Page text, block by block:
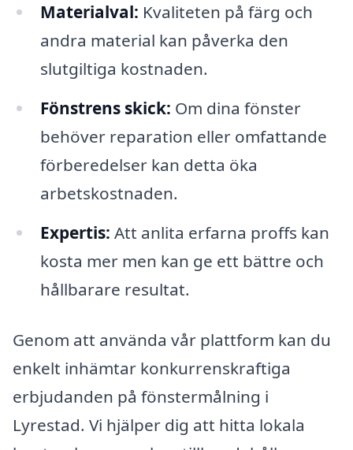
Materialval: Kvaliteten på färg och
andra material kan påverka den
slutgiltiga kostnaden.
Fönstrens skick: Om dina fönster
behöver reparation eller omfattande
förberedelser kan detta öka
arbetskostnaden.
Expertis: Att anlita erfarna proffs kan
kosta mer men kan ge ett bättre och
hållbarare resultat.
Genom att använda vår plattform kan du
enkelt inhämtar konkurrenskraftiga
erbjudanden på fönstermålning i
Lyrestad. Vi hjälper dig att hitta lokala